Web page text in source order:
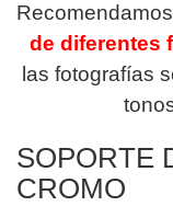
Recomendamos
de diferentes
las fotografías
SOPORTE
CROMO